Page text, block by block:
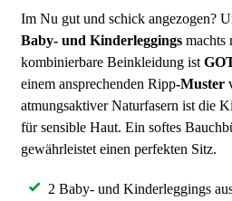
Im Nu gut und schick angezogen?
Baby- und Kinderleggings machts
kombinierbare Beinkleidung ist
einem ansprechenden Ripp-Muster
atmungsaktiver Naturfasern ist die
für sensible Haut. Ein softes
gewährleistet einen perfekten Sitz.
2 Baby- und Kinderleggings